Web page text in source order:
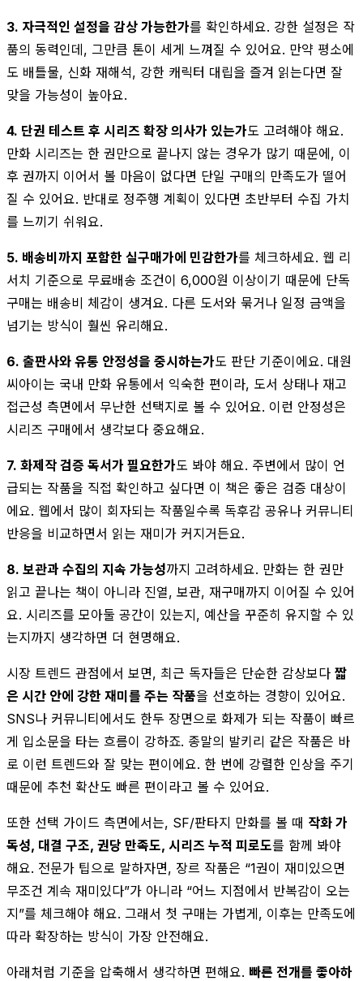
3. 자극적인 설정을 감상 가능한가를 확인하세요. 강한 설정은 작
품의 동력인데, 그만큼 톤이 세게 느껴질 수 있어요. 만약 평소에
도 배틀물, 신화 재해석, 강한 캐릭터 대립을 즐겨 읽는다면 잘
맞을 가능성이 높아요.
4. 단권 테스트 후 시리즈 확장 의사가 있는가도 고려해야 해요.
만화 시리즈는 한 권만으로 끝나지 않는 경우가 많기 때문에, 이
후 권까지 이어서 볼 마음이 없다면 단일 구매의 만족도가 떨어
질 수 있어요. 반대로 정주행 계획이 있다면 초반부터 수집 가치
를 느끼기 쉬워요.
5. 배송비까지 포함한 실구매가에 민감한가를 체크하세요. 웹 리
서치 기준으로 무료배송 조건이 6,000원 이상이기 때문에 단독
구매는 배송비 체감이 생겨요. 다른 도서와 묶거나 일정 금액을
넘기는 방식이 훨씬 유리해요.
6. 출판사와 유통 안정성을 중시하는가도 판단 기준이에요. 대원
씨아이는 국내 만화 유통에서 익숙한 편이라, 도서 상태나 재고
접근성 측면에서 무난한 선택지로 볼 수 있어요. 이런 안정성은
시리즈 구매에서 생각보다 중요해요.
7. 화제작 검증 독서가 필요한가도 봐야 해요. 주변에서 많이 언
급되는 작품을 직접 확인하고 싶다면 이 책은 좋은 검증 대상이
에요. 웹에서 많이 회자되는 작품일수록 독후감 공유나 커뮤니티
반응을 비교하면서 읽는 재미가 커지거든요.
8. 보관과 수집의 지속 가능성까지 고려하세요. 만화는 한 권만
읽고 끝나는 책이 아니라 진열, 보관, 재구매까지 이어질 수 있어
요. 시리즈를 모아둘 공간이 있는지, 예산을 꾸준히 유지할 수 있
는지까지 생각하면 더 현명해요.
시장 트렌드 관점에서 보면, 최근 독자들은 단순한 감상보다 짧
은 시간 안에 강한 재미를 주는 작품을 선호하는 경향이 있어요.
SNS나 커뮤니티에서도 한두 장면으로 화제가 되는 작품이 빠르
게 입소문을 타는 흐름이 강하죠. 종말의 발키리 같은 작품은 바
로 이런 트렌드와 잘 맞는 편이에요. 한 번에 강렬한 인상을 주기
때문에 추천 확산도 빠른 편이라고 볼 수 있어요.
또한 선택 가이드 측면에서는, SF/판타지 만화를 볼 때 작화 가
독성, 대결 구조, 권당 만족도, 시리즈 누적 피로도를 함께 봐야
해요. 전문가 팁으로 말하자면, 장르 작품은 “1권이 재미있으면
무조건 계속 재미있다”가 아니라 “어느 지점에서 반복감이 오는
지”를 체크해야 해요. 그래서 첫 구매는 가볍게, 이후는 만족도에
따라 확장하는 방식이 가장 안전해요.
아래처럼 기준을 압축해서 생각하면 편해요. 빠른 전개를 좋아하